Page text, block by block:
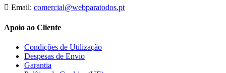
Email: comercial@webparatodos.pt
Apoio ao Cliente
Condições de Utilização
Despesas de Envio
Garantia